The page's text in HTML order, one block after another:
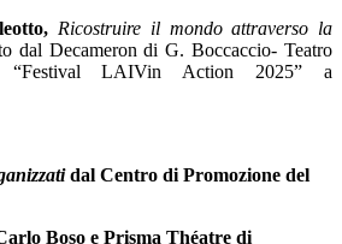
Ricostruire il mondo attraverso la
dal Decameron di G. Boccaccio- Teatro
LAIVin Action 2025” a
dal Centro di Promozione del
Boso e Prisma Théatre di